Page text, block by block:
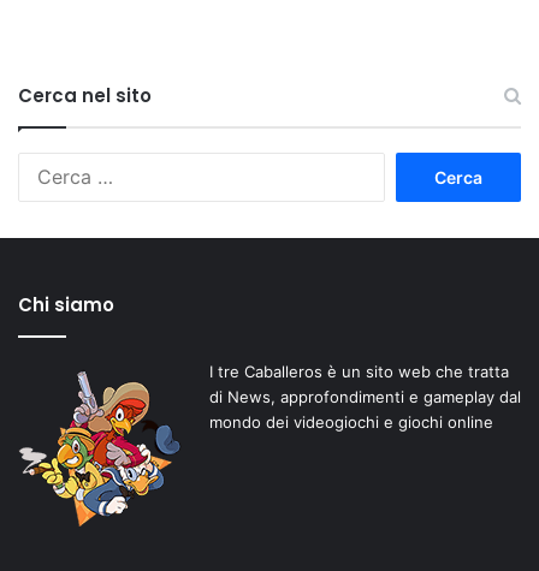
Cerca nel sito
Chi siamo
I tre Caballeros è un sito web che tratta
di News, approfondimenti e gameplay dal
mondo dei videogiochi e giochi online